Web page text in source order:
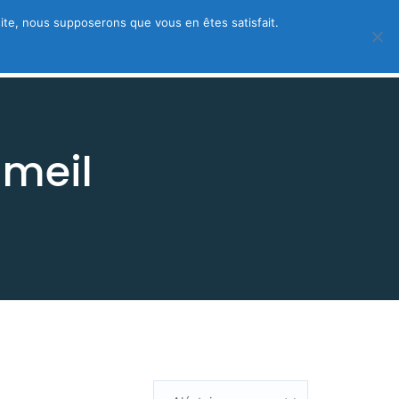
– créez votre fiche gratuite
nous supposerons que vous en êtes satisfait.